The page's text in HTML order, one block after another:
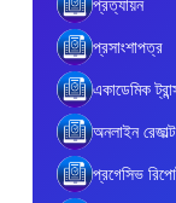
প্রসাংশাপত্র
একাডেমিক
অনলাইন রেজাল্ট
প্রগেসিভ